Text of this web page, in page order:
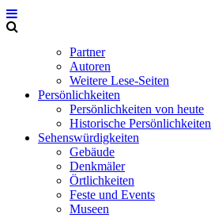
Partner
Autoren
Weitere Lese-Seiten
Persönlichkeiten
Persönlichkeiten von heute
Historische Persönlichkeiten
Sehenswürdigkeiten
Gebäude
Denkmäler
Örtlichkeiten
Feste und Events
Museen